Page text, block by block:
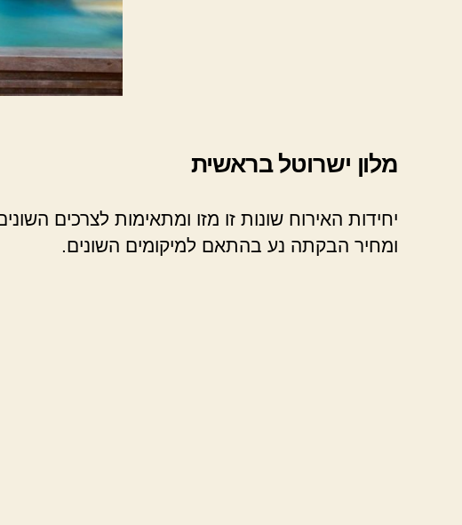
מלון ישרוטל בראשית
יחידות האירוח שונות זו מזו ומתאימות לצרכים
ומחיר הבקתה נע בהתאם למיקומים השונים.